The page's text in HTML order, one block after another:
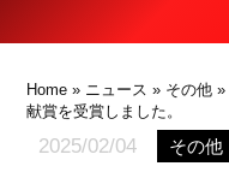
Home » ニュース » その他 »
献賞を受賞しました。
2025/02/04 その他